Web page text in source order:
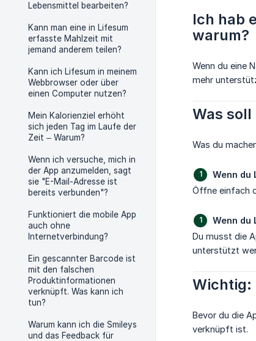
Lebensmittel bearbeiten?
Kann man eine in Lifesum
erfasste Mahlzeit mit
jemand anderem teilen?
Kann ich Lifesum in meinem
Webbrowser oder über
einen Computer nutzen?
Mein Kalorienziel erhöht
sich jeden Tag im Laufe der
Zeit – Warum?
Wenn ich versuche, mich in
der App anzumelden, sagt
sie "E-Mail-Adresse ist
bereits verbunden"?
Funktioniert die mobile App
auch ohne
Internetverbindung?
Ein gescannter Barcode ist
mit den falschen
Produktinformationen
verknüpft. Was kann ich
tun?
Warum kann ich die Smileys
und das Feedback für
Ich hab
warum?
Wenn du eine
mehr
Was soll
Was du
Wenn du
Öffne einfach
Wenn du
Du musst die
unterstützt
Wichtig:
Bevor du die
verknüpft ist.